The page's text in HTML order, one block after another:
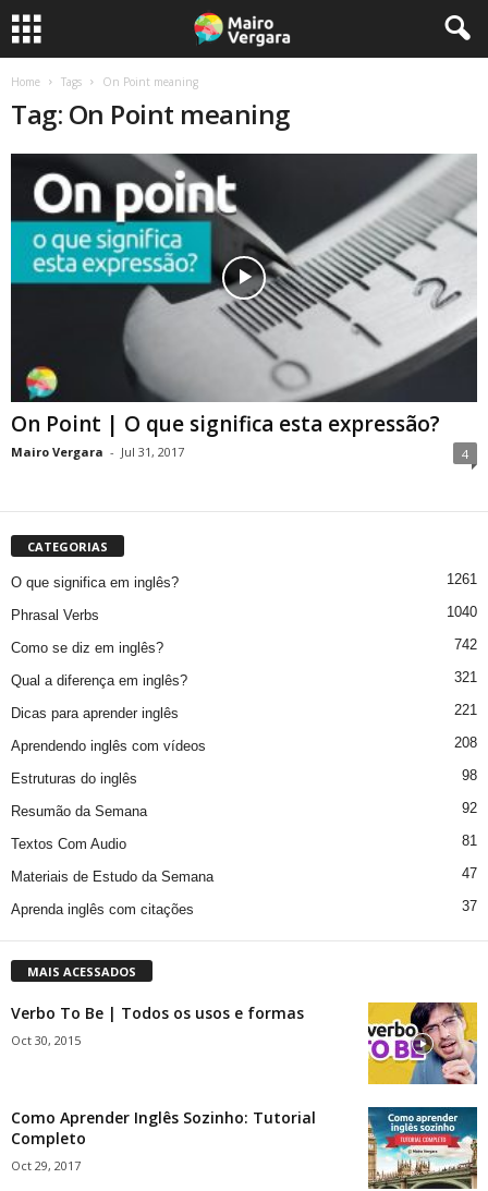
Home Tags On Point meaning
Tag: On Point meaning
On Point | O que significa esta expressão?
Mairo Vergara - Jul 31, 2017 4
CATEGORIAS
O que significa em inglês? 1261
Phrasal Verbs 1040
Como se diz em inglês? 742
Qual a diferença em inglês? 321
Dicas para aprender inglês 221
Aprendendo inglês com vídeos 208
Estruturas do inglês 98
Resumão da Semana 92
Textos Com Audio 81
Materiais de Estudo da Semana 47
Aprenda inglês com citações 37
MAIS ACESSADOS
Verbo To Be | Todos os usos e formas
Oct 30, 2015
Como Aprender Inglês Sozinho: Tutorial
Completo
Oct 29, 2017